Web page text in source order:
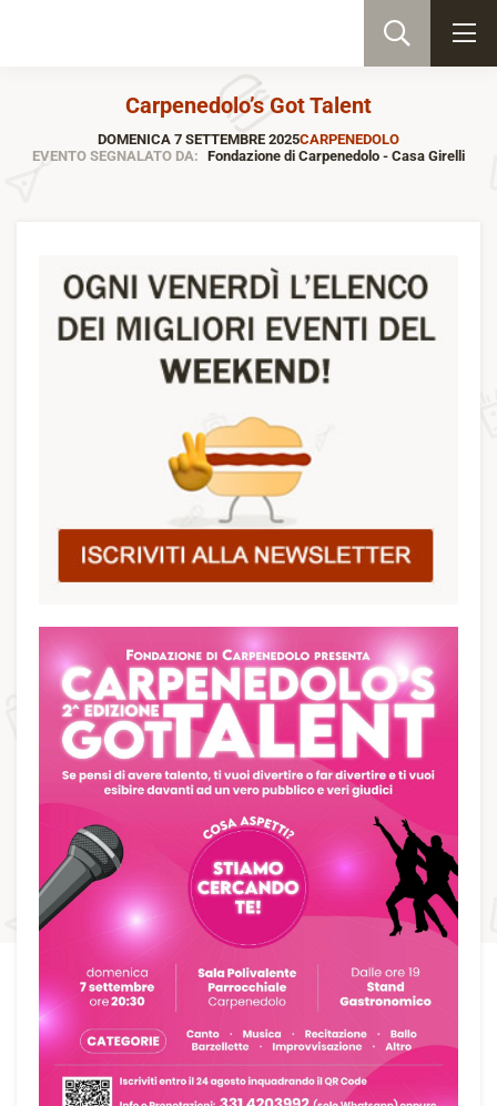
Carpenedolo’s Got Talent
DOMENICA 7 SETTEMBRE 2025CARPENEDOLO
EVENTO SEGNALATO DA: Fondazione di Carpenedolo - Casa Girelli